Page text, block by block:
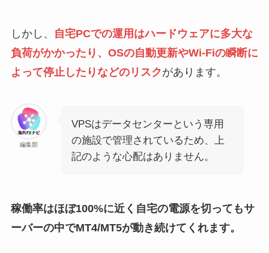
しかし、
自宅PCでの運用はハードウェアに多大な
負荷がかかったり、OSの自動更新やWi-Fiの瞬断に
よって停止したりなどのリスクがあります。
編集部
VPSはデータセンターという専用
の施設で管理されているため、上
記のような心配はありません。
稼働率はほぼ100%に近く自宅の電源を切ってもサ
ーバーの中でMT4/MT5が動き続けてくれます。